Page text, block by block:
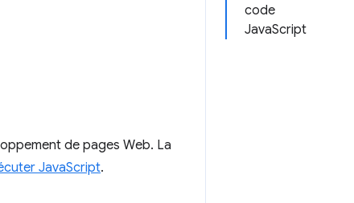
code
JavaScript
de pages Web. La
JavaScript.